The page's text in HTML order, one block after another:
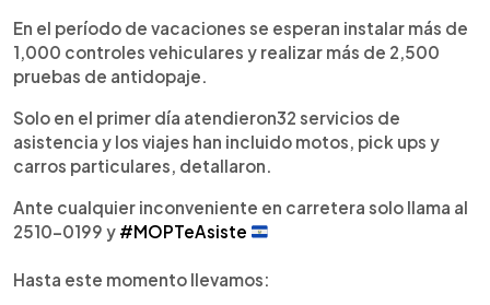
En el período de vacaciones se esperan instalar más de
1,000 controles vehiculares y realizar más de 2,500
pruebas de antidopaje.
Solo en el primer día atendieron32 servicios de
asistencia y los viajes han incluido motos, pick ups y
carros particulares, detallaron.
Ante cualquier inconveniente en carretera solo llama al
2510-0199 y #MOPTeAsiste
Hasta este momento llevamos: